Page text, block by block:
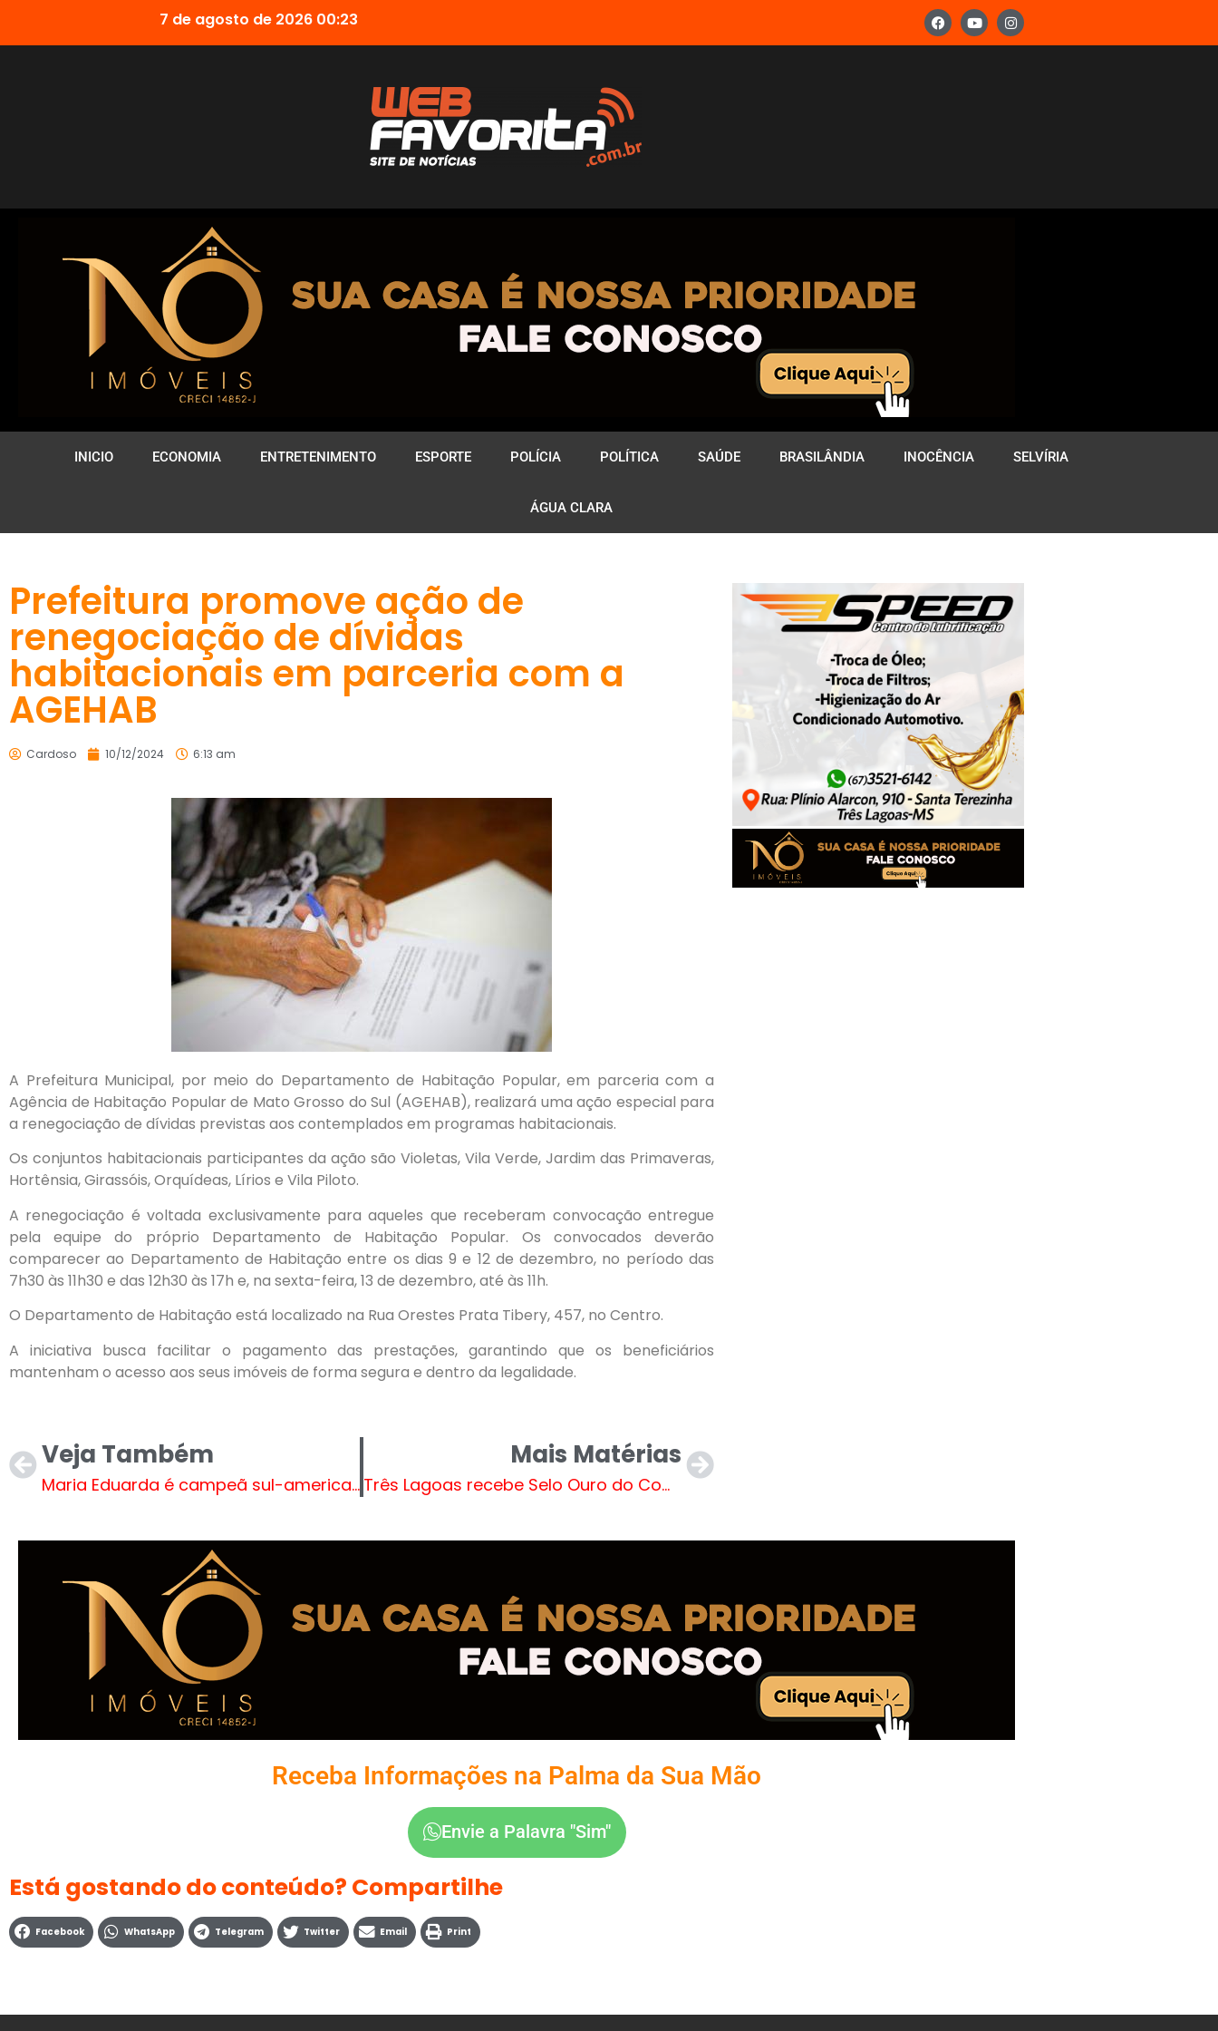
7 de agosto de 2026 00:23
INICIO ECONOMIA ENTRETENIMENTO ESPORTE POLÍCIA POLÍTICA SAÚDE BRASILÂNDIA INOCÊNCIA SELVÍRIA
ÁGUA CLARA
Prefeitura promove ação de
renegociação de dívidas
habitacionais em parceria com a
AGEHAB
Cardoso 10/12/2024 6:13 am
A Prefeitura Municipal, por meio do Departamento de Habitação Popular, em parceria com a
Agência de Habitação Popular de Mato Grosso do Sul (AGEHAB), realizará uma ação especial para
a renegociação de dívidas previstas aos contemplados em programas habitacionais.
Os conjuntos habitacionais participantes da ação são Violetas, Vila Verde, Jardim das Primaveras,
Hortênsia, Girassóis, Orquídeas, Lírios e Vila Piloto.
A renegociação é voltada exclusivamente para aqueles que receberam convocação entregue
pela equipe do próprio Departamento de Habitação Popular. Os convocados deverão
comparecer ao Departamento de Habitação entre os dias 9 e 12 de dezembro, no período das
7h30 às 11h30 e das 12h30 às 17h e, na sexta-feira, 13 de dezembro, até às 11h.
O Departamento de Habitação está localizado na Rua Orestes Prata Tibery, 457, no Centro.
A iniciativa busca facilitar o pagamento das prestações, garantindo que os beneficiários
mantenham o acesso aos seus imóveis de forma segura e dentro da legalidade.
Veja Também
Maria Eduarda é campeã sul-americana no atletismo escolar na Colômbia
Mais Matérias
Três Lagoas recebe Selo Ouro do Compromisso Nacional da Criança Alfabetizada (CNCA)
Receba Informações na Palma da Sua Mão
Envie a Palavra "Sim"
Está gostando do conteúdo? Compartilhe
Facebook WhatsApp Telegram Twitter Email Print